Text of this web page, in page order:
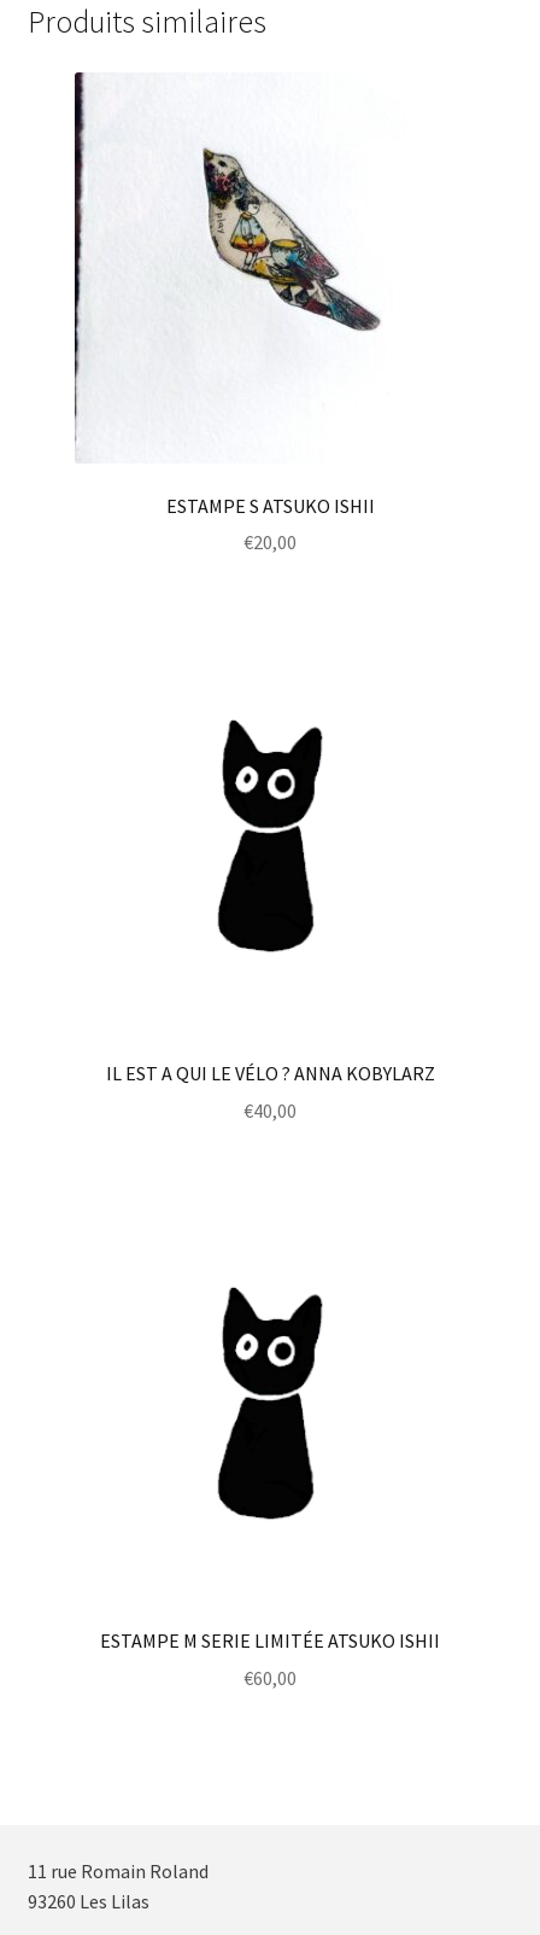
Produits similaires
ESTAMPE S ATSUKO ISHII
€20,00
IL EST A QUI LE VÉLO ? ANNA KOBYLARZ
€40,00
ESTAMPE M SERIE LIMITÉE ATSUKO ISHII
€60,00
11 rue Romain Roland
93260 Les Lilas